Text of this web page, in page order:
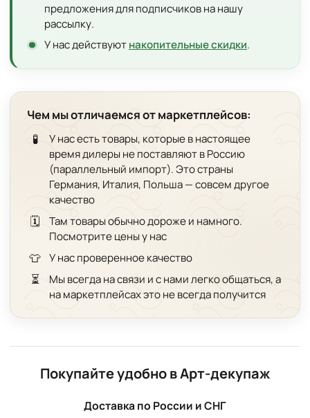
предложения для подписчиков на нашу
рассылку.
У нас действуютнакопительные скидки.
Чем мы отличаемся от маркетплейсов:
🧪
У нас есть товары, которые в настоящее
время дилеры не поставляют в Россию
(параллельный импорт). Это страны
Германия, Италия, Польша — совсем другое
качество
🗓️
Там товары обычно дороже и намного.
Посмотрите цены у нас
👕 У нас проверенное качество
⏳
Мы всегда на связи и с нами легко общаться, а
на маркетплейсах это не всегда получится
Покупайте удобно в Арт-декупаж
Доставка по России и СНГ